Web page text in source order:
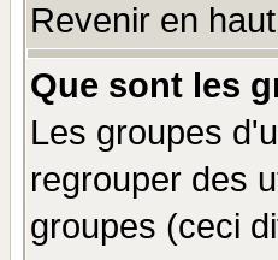
Revenir en
Que sont les
Les groupes
regrouper des
groupes (ceci